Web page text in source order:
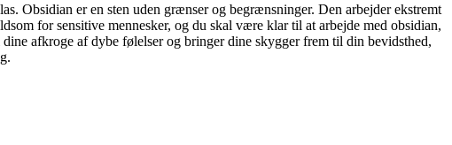
Obsidian er en sten uden grænser og begrænsninger. Den arbejder ekstremt
for sensitive mennesker, og du skal være klar til at arbejde med obsidian,
afkroge af dybe følelser og bringer dine skygger frem til din bevidsthed,